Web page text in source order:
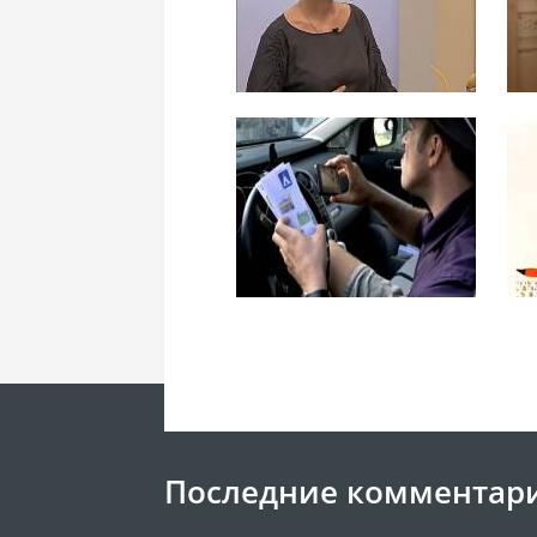
Последние